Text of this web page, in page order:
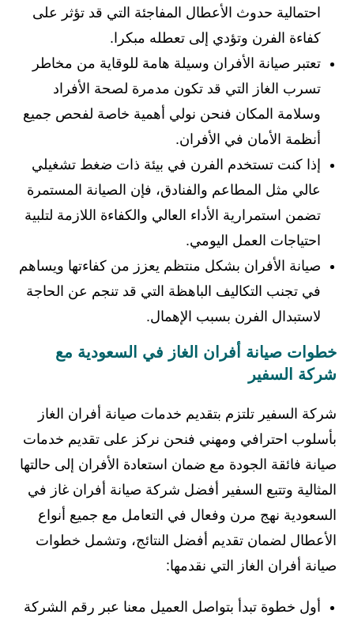
احتمالية حدوث الأعطال المفاجئة التي قد تؤثر على
كفاءة الفرن وتؤدي إلى تعطله مبكرا.
تعتبر صيانة الأفران وسيلة هامة للوقاية من مخاطر
تسرب الغاز التي قد تكون مدمرة لصحة الأفراد
وسلامة المكان فنحن نولي أهمية خاصة لفحص جميع
أنظمة الأمان في الأفران.
إذا كنت تستخدم الفرن في بيئة ذات ضغط تشغيلي
عالي مثل المطاعم والفنادق، فإن الصيانة المستمرة
تضمن استمرارية الأداء العالي والكفاءة اللازمة لتلبية
احتياجات العمل اليومي.
صيانة الأفران بشكل منتظم يعزز من كفاءتها ويساهم
في تجنب التكاليف الباهظة التي قد تنجم عن الحاجة
لاستبدال الفرن بسبب الإهمال.
خطوات صيانة أفران الغاز في السعودية مع
شركة السفير
شركة السفير تلتزم بتقديم خدمات صيانة أفران الغاز
بأسلوب احترافي ومهني فنحن نركز على تقديم خدمات
صيانة فائقة الجودة مع ضمان استعادة الأفران إلى حالتها
المثالية وتتبع السفير أفضل شركة صيانة أفران غاز في
السعودية نهج مرن وفعال في التعامل مع جميع أنواع
الأعطال لضمان تقديم أفضل النتائج، وتشمل خطوات
صيانة أفران الغاز التي نقدمها:
أول خطوة تبدأ بتواصل العميل معنا عبر رقم الشركة